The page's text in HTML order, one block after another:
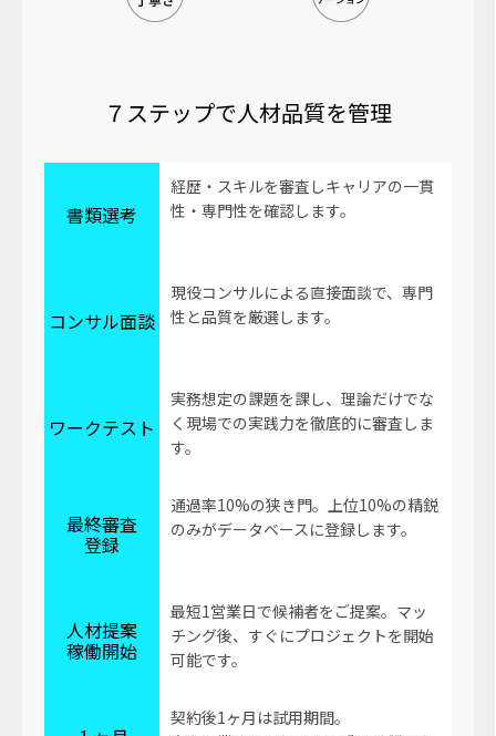
７ステップで人材品質を管理
書類選考
経歴・スキルを審査しキャリアの一貫
性・専門性を確認します。
コンサル面談
現役コンサルによる直接面談で、専門
性と品質を厳選します。
ワークテスト
実務想定の課題を課し、理論だけでな
く現場での実践力を徹底的に審査しま
す。
最終審査
登録
通過率10%の狭き門。上位10%の精鋭
のみがデータベースに登録します。
人材提案
稼働開始
最短1営業日で候補者をご提案。マッ
チング後、すぐにプロジェクトを開始
可能です。
契約後1ヶ月は試用期間。